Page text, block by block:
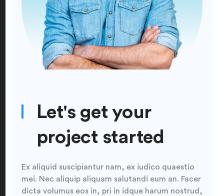
Let's get your
project started
Ex aliquid suscipiantur nam, ex iudico quaestio
mei. Nec aliquip aliquam salutandi eum an. Facer
dicta volumus eos in, pri in idque harum nostrud,